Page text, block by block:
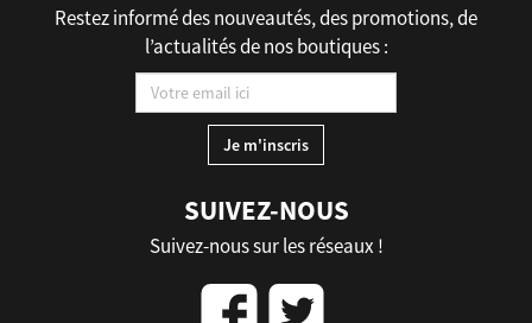
Restez informé des nouveautés, des promotions, de
l’actualités de nos boutiques :
SUIVEZ-NOUS
Suivez-nous sur les réseaux !